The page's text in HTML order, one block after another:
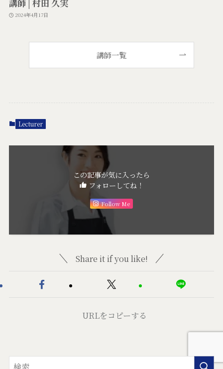
講師 | 村田 久実
2024年4月17日
講師一覧
Lecturer
この記事が気に入ったら
フォローしてね！
Follow Me
Share it if you like!
URLをコピーする